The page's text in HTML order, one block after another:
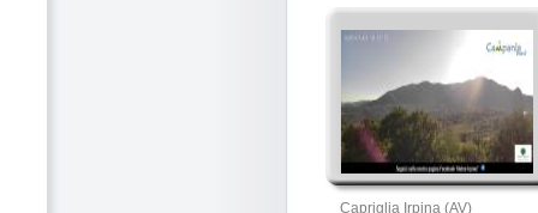
Capriglia Irpina (AV)